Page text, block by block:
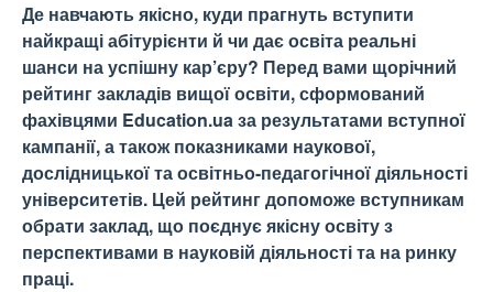
Де навчають якісно, куди прагнуть вступити
найкращі абітурієнти й чи дає освіта реальні
шанси на успішну кар’єру? Перед вами щорічний
рейтинг закладів вищої освіти, сформований
фахівцями Education.ua за результатами вступної
кампанії, а також показниками наукової,
дослідницької та освітньо-педагогічної діяльності
університетів. Цей рейтинг допоможе вступникам
обрати заклад, що поєднує якісну освіту з
перспективами в науковій діяльності та на ринку
праці.